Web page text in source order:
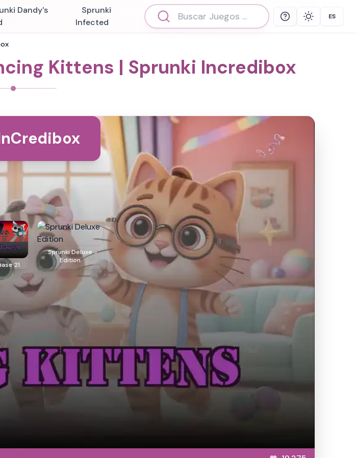
Dandy's
Sprunki
Infected
Help Theme Select
ES
Kittens | Sprunki Incredibox
21
Sprunki Deluxe
Edition